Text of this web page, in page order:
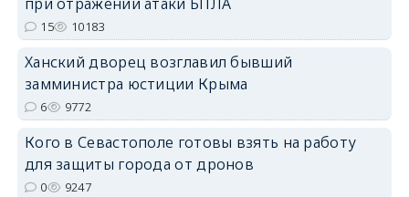
15 10183
Ханский дворец возглавил бывший
замминистра юстиции Крыма
6 9772
Кого в Севастополе готовы взять на работу
для защиты города от дронов
0 9247